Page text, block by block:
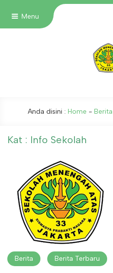
Menu
Anda disini : Home - Berita
Kat : Info Sekolah
Berita Berita Terbaru